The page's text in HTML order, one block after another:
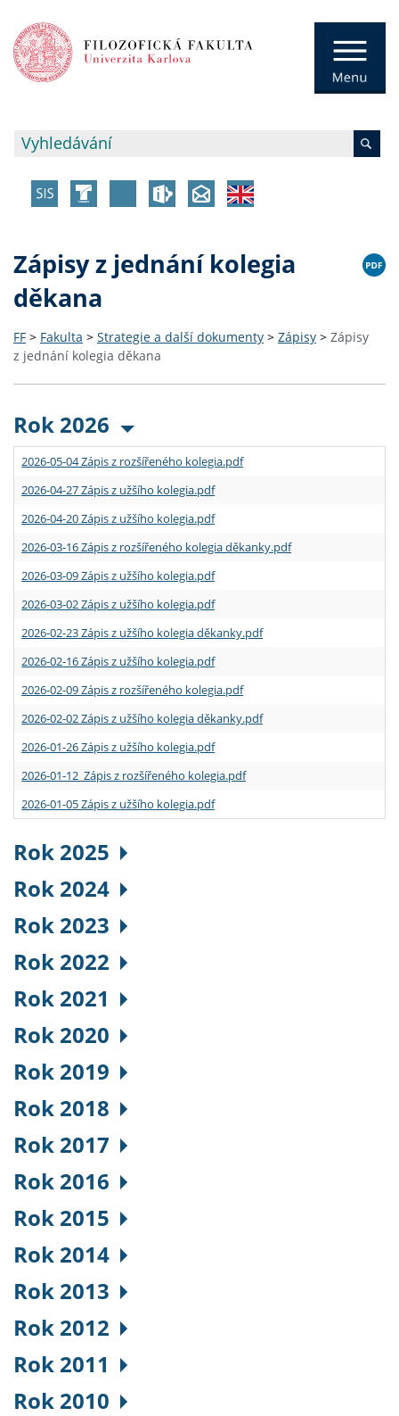
Zápisy z jednání kolegia
děkana
FF > Fakulta > Strategie a další dokumenty > Zápisy > Zápisy
z jednání kolegia děkana
Rok 2026
2026-05-04 Zápis z rozšířeného kolegia.pdf
2026-04-27 Zápis z užšího kolegia.pdf
2026-04-20 Zápis z užšího kolegia.pdf
2026-03-16 Zápis z rozšířeného kolegia děkanky.pdf
2026-03-09 Zápis z užšího kolegia.pdf
2026-03-02 Zápis z užšího kolegia.pdf
2026-02-23 Zápis z užšího kolegia děkanky.pdf
2026-02-16 Zápis z užšího kolegia.pdf
2026-02-09 Zápis z rozšířeného kolegia.pdf
2026-02-02 Zápis z užšího kolegia děkanky.pdf
2026-01-26 Zápis z užšího kolegia.pdf
2026-01-12 Zápis z rozšířeného kolegia.pdf
2026-01-05 Zápis z užšího kolegia.pdf
Rok 2025
Rok 2024
Rok 2023
Rok 2022
Rok 2021
Rok 2020
Rok 2019
Rok 2018
Rok 2017
Rok 2016
Rok 2015
Rok 2014
Rok 2013
Rok 2012
Rok 2011
Rok 2010